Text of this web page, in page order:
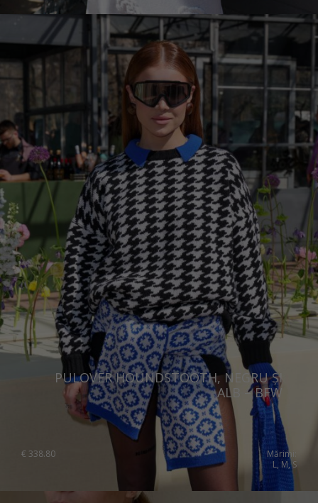
PULOVER HOUNDSTOOTH, NEGRU ȘI
ALB – BFW
€ 338.80
Mărimi:
L, M, S